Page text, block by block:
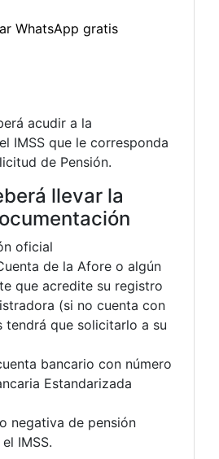
acudir a la
IMSS que le corresponda
de Pensión.
llevar la
oficial
de la Afore o algún
que acredite su registro
(si no cuenta con
tendrá que solicitarlo a su
bancario con número
Estandarizada
negativa de pensión
IMSS.